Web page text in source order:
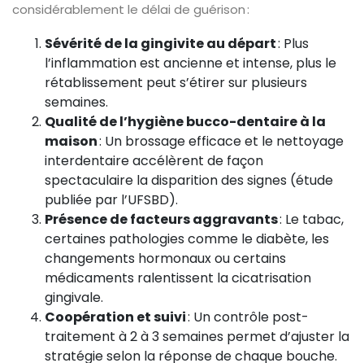
considérablement le délai de guérison :
Sévérité de la gingivite au départ: Plus
l’inflammation est ancienne et intense, plus le
rétablissement peut s’étirer sur plusieurs
semaines.
Qualité de l’hygiène bucco-dentaire à la
maison: Un brossage efficace et le nettoyage
interdentaire accélèrent de façon
spectaculaire la disparition des signes (étude
publiée par l’UFSBD).
Présence de facteurs aggravants: Le tabac,
certaines pathologies comme le diabète, les
changements hormonaux ou certains
médicaments ralentissent la cicatrisation
gingivale.
Coopération et suivi: Un contrôle post-
traitement à 2 à 3 semaines permet d’ajuster la
stratégie selon la réponse de chaque bouche.